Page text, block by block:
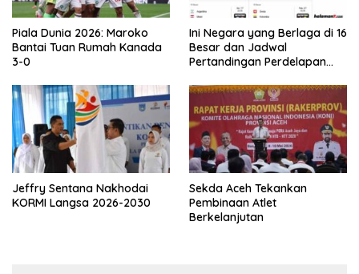
Piala Dunia 2026: Maroko
Bantai Tuan Rumah Kanada
3-0
Ini Negara yang Berlaga di 16
Besar dan Jadwal
Pertandingan Perdelapan
Jeffry Sentana Nakhodai
KORMI Langsa 2026-2030
Sekda Aceh Tekankan
Pembinaan Atlet
Berkelanjutan